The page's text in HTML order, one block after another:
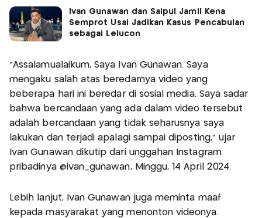
Ivan Gunawan dan Saipul Jamil Kena
Semprot Usai Jadikan Kasus Pencabulan
sebagai Lelucon
"Assalamualaikum, Saya Ivan Gunawan. Saya
mengaku salah atas beredarnya video yang
beberapa hari ini beredar di sosial media. Saya sadar
bahwa bercandaan yang ada dalam video tersebut
adalah bercandaan yang tidak seharusnya saya
lakukan dan terjadi apalagi sampai diposting," ujar
Ivan Gunawan dikutip dari unggahan Instagram
pribadinya @ivan_gunawan, Minggu, 14 April 2024.
Lebih lanjut, Ivan Gunawan juga meminta maaf
kepada masyarakat yang menonton videonya.